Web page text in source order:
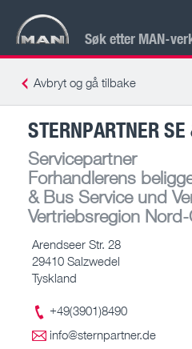
Søk etter MAN-
Avbryt og gå tilbake
STERNPARTNER
Servicepartner
Forhandlerens
& Bus Service und
Vertriebsregion
Arendseer Str. 28
29410 Salzwedel
Tyskland
+49(3901)8490
info@sternpartner.de